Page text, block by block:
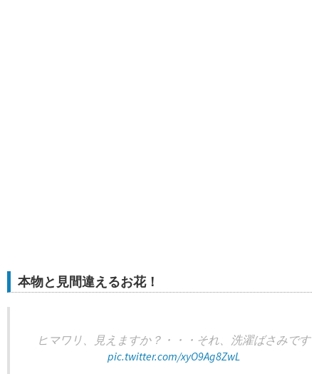
本物と見間違えるお花！
ヒマワリ、見えますか？・・・それ、洗濯ばさみです
pic.twitter.com/xyO9Ag8ZwL